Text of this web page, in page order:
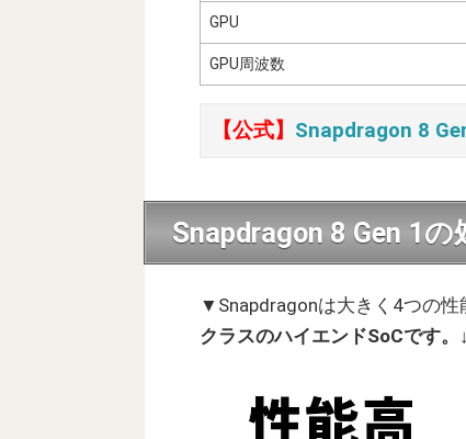
GPU
GPU周波数
【公式】 Snapdragon 8
Snapdragon 8 Gen 1の
▼Snapdragonは大きく4つの性
クラスのハイエンドSoCです。 ↓